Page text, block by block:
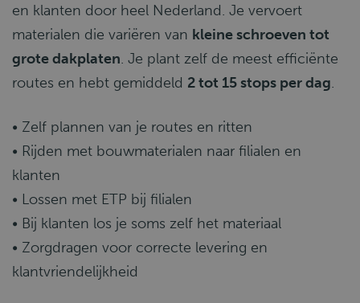
en klanten door heel Nederland. Je vervoert
materialen die variëren van kleine schroeven tot
grote dakplaten. Je plant zelf de meest efficiënte
routes en hebt gemiddeld 2 tot 15 stops per dag.
• Zelf plannen van je routes en ritten
• Rijden met bouwmaterialen naar filialen en
klanten
• Lossen met ETP bij filialen
• Bij klanten los je soms zelf het materiaal
• Zorgdragen voor correcte levering en
klantvriendelijkheid